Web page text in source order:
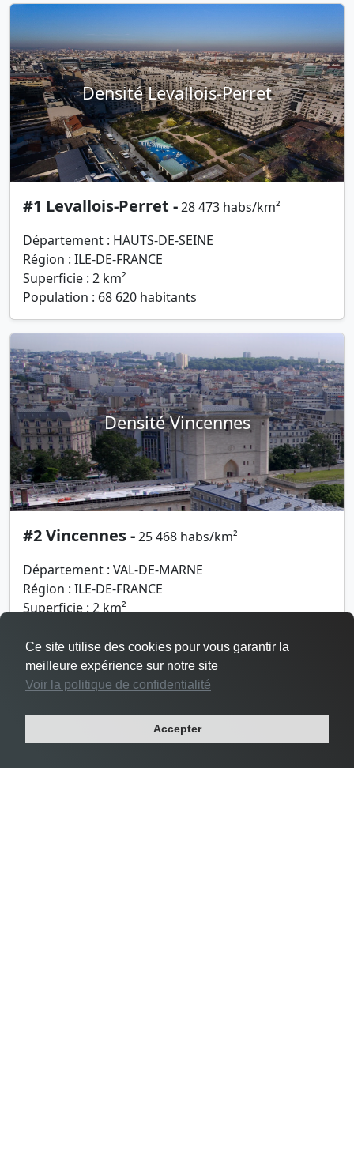
Densité Levallois-Perret
#1 Levallois-Perret -28 473 habs/km²
Département : HAUTS-DE-SEINE
Région : ILE-DE-FRANCE
Superficie : 2 km²
Population : 68 620 habitants
Densité Vincennes
#2 Vincennes -25 468 habs/km²
Département : VAL-DE-MARNE
Région : ILE-DE-FRANCE
Superficie : 2 km²
Ce site utilise des cookies pour vous garantir la
meilleure expérience sur notre site
Voir la politique de confidentialité
Accepter